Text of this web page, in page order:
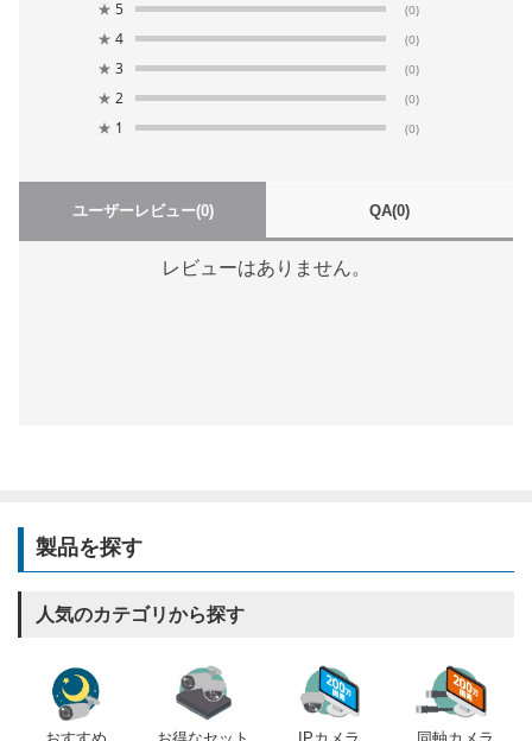
★ 5 (0)
★ 4 (0)
★ 3 (0)
★ 2 (0)
★ 1 (0)
ユーザーレビュー(0) QA(0)
レビューはありません。
製品を探す
人気のカテゴリから探す